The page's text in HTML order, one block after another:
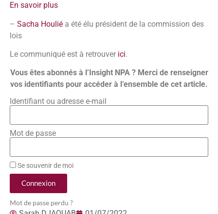
En savoir plus
– Sacha Houlié a été élu président de la commission des
lois
Le communiqué est à retrouver ici.
Vous êtes abonnés à l’Insight NPA ? Merci de renseigner
vos identifiants pour accéder à l’ensemble de cet article.
Identifiant ou adresse e-mail
Mot de passe
Se souvenir de moi
Connexion
Mot de passe perdu ?